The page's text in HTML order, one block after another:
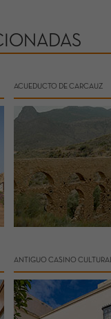
ACUEDUCTO DE CARCAUZ
ANTIGUO CASINO CULTURAL